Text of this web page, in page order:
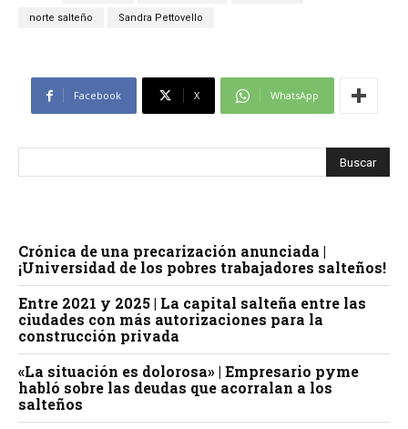
norte salteño Sandra Pettovello
Facebook X WhatsApp
Crónica de una precarización anunciada |
¡Universidad de los pobres trabajadores salteños!
Entre 2021 y 2025 | La capital salteña entre las
ciudades con más autorizaciones para la
construcción privada
«La situación es dolorosa» | Empresario pyme
habló sobre las deudas que acorralan a los
salteños